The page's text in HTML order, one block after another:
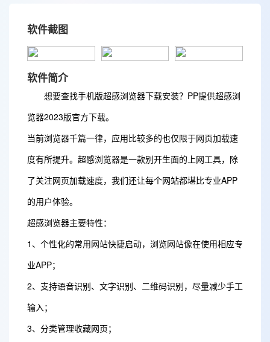
软件截图
软件简介
想要查找手机版超感浏览器下载安装？PP提供超感浏
览器2023版官方下载。
当前浏览器千篇一律，应用比较多的也仅限于网页加载速
度有所提升。超感浏览器是一款别开生面的上网工具，除
了关注网页加载速度，我们还让每个网站都堪比专业APP
的用户体验。
超感浏览器主要特性：
1、个性化的常用网站快捷启动，浏览网站像在使用相应专
业APP；
2、支持语音识别、文字识别、二维码识别，尽量减少手工
输入；
3、分类管理收藏网页；